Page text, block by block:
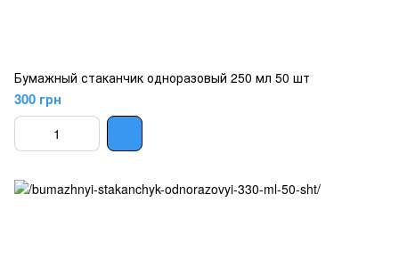
Бумажный стаканчик одноразовый 250 мл 50 шт
300 грн